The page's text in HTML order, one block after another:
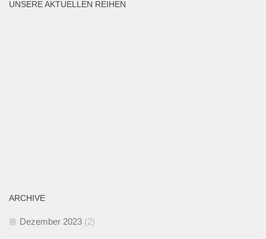
UNSERE AKTUELLEN REIHEN
ARCHIVE
Dezember 2023 (2)